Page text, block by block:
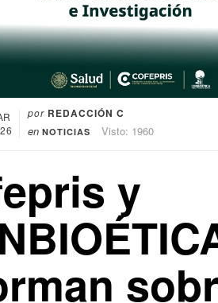
por REDACCIÓN C
en NOTICIAS Visto: 1960
y